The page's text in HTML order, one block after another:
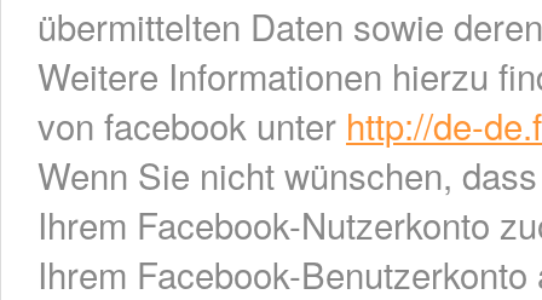
übermittelten Daten sowie
Weitere Informationen hierzu
von facebook unter http://de-
Wenn Sie nicht wünschen,
Ihrem Facebook-Nutzerkonto
Ihrem Facebook-Benutzerkonto